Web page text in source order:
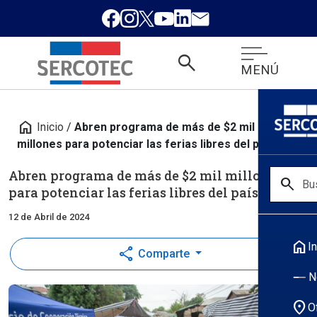
search MENÚ
search
home
location_on
home Inicio / Abren programa de más de $2 mil
millones para potenciar las ferias libres del país
Abren programa de más de $2 mil millones
para potenciar las ferias libres del país
12 de Abril de 2024
share Comparte